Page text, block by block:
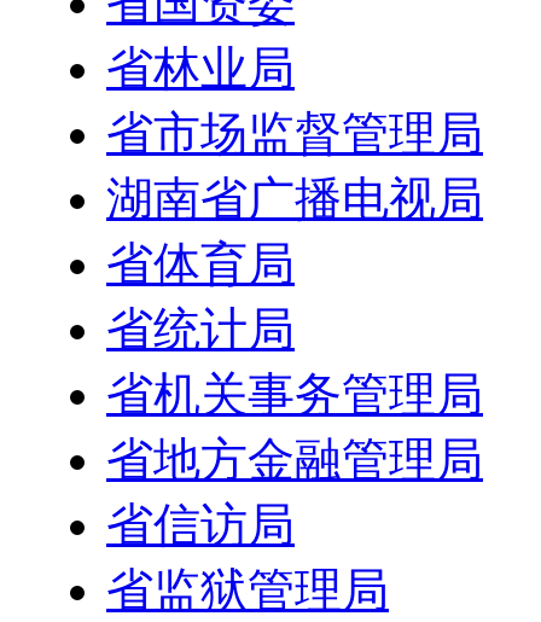
省林业局
省市场监督管理局
湖南省广播电视局
省体育局
省统计局
省机关事务管理局
省地方金融管理局
省信访局
省监狱管理局